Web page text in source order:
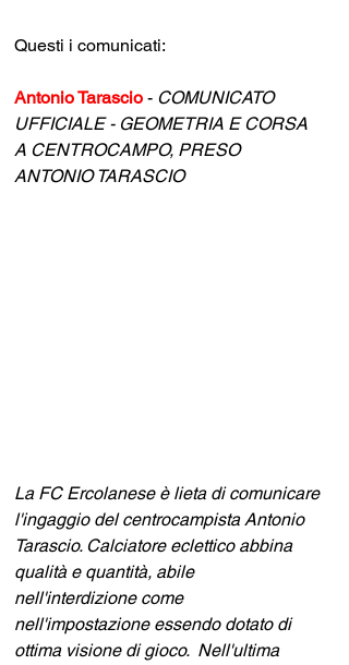
Questi i comunicati:
Antonio Tarascio - COMUNICATO
UFFICIALE - GEOMETRIA E CORSA
A CENTROCAMPO, PRESO
ANTONIO TARASCIO
La FC Ercolanese è lieta di comunicare
l'ingaggio del centrocampista Antonio
Tarascio. Calciatore eclettico abbina
qualità e quantità, abile
nell'interdizione come
nell'impostazione essendo dotato di
ottima visione di gioco.  Nell'ultima